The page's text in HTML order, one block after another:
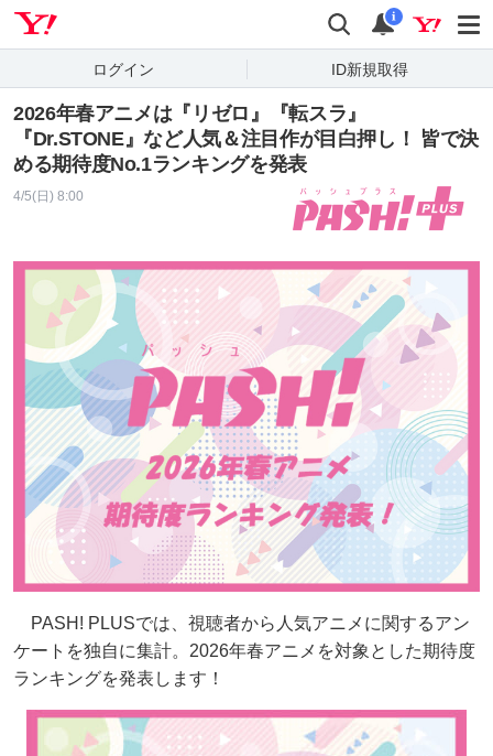
検索 通知
i
ログイン ID新規取得
2026年春アニメは『リゼロ』『転スラ』
『Dr.STONE』など人気＆注目作が目白押し！ 皆で決
める期待度No.1ランキングを発表
4/5(日) 8:00
PASH! PLUSでは、視聴者から人気アニメに関するアン
ケートを独自に集計。2026年春アニメを対象とした期待度
ランキングを発表します！